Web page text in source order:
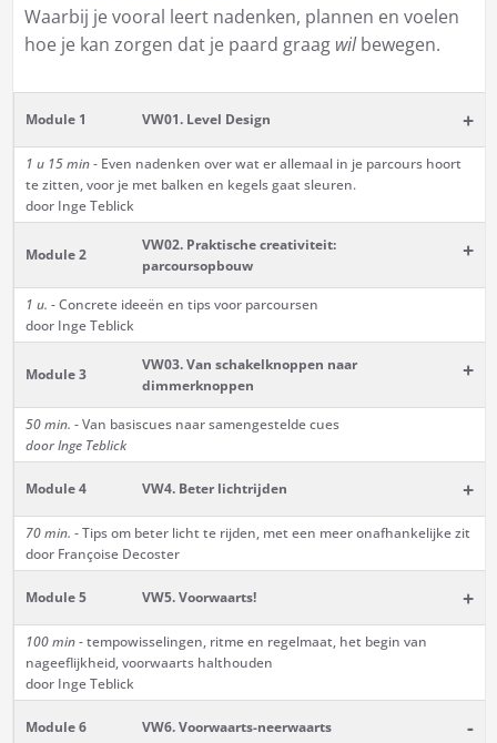
Waarbij je vooral leert nadenken, plannen en voelen
hoe je kan zorgen dat je paard graag wilbewegen.
Module 1 VW01. Level Design +
1 u 15 min- Even nadenken over wat er allemaal in je parcours hoort
te zitten, voor je met balken en kegels gaat sleuren.
door Inge Teblick
Module 2
VW02. Praktische creativiteit:
parcoursopbouw
+
1 u. - Concrete ideeën en tips voor parcoursen
door Inge Teblick
Module 3
VW03. Van schakelknoppen naar
dimmerknoppen
+
50 min. - Van basiscues naar samengestelde cues
door Inge Teblick
Module 4 VW4. Beter lichtrijden +
70 min. - Tips om beter licht te rijden, met een meer onafhankelijke zit
door Françoise Decoster
Module 5 VW5. Voorwaarts! +
100 min- tempowisselingen, ritme en regelmaat, het begin van
nageeflijkheid, voorwaarts halthouden
door Inge Teblick
Module 6 VW6. Voorwaarts-neerwaarts -